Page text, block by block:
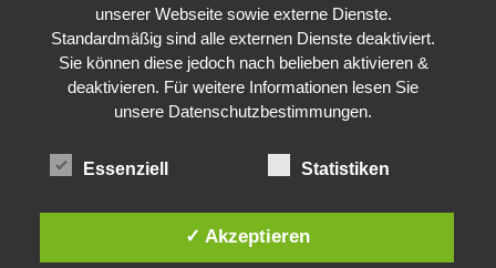
unserer Webseite sowie externe Dienste.
Standardmäßig sind alle externen Dienste deaktiviert.
Sie können diese jedoch nach belieben aktivieren &
deaktivieren. Für weitere Informationen lesen Sie
unsere Datenschutzbestimmungen.
Essenziell Statistiken
✓ Akzeptieren